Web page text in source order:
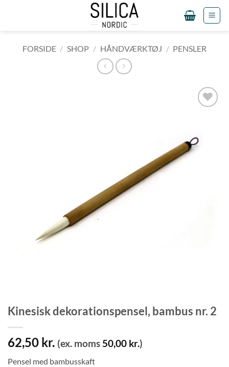
FORSIDE / SHOP / HÅNDVÆRKTØJ / PENSLER
Kinesisk dekorationspensel, bambus nr. 2
62,50 kr. (ex. moms 50,00 kr.)
Pensel med bambusskaft